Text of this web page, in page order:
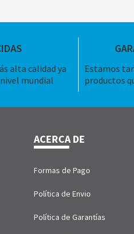
alta calidad ya
mundial
Estamos
productos
ACERCA DE
Formas de Pago
Política de Envio
Política de Garantías